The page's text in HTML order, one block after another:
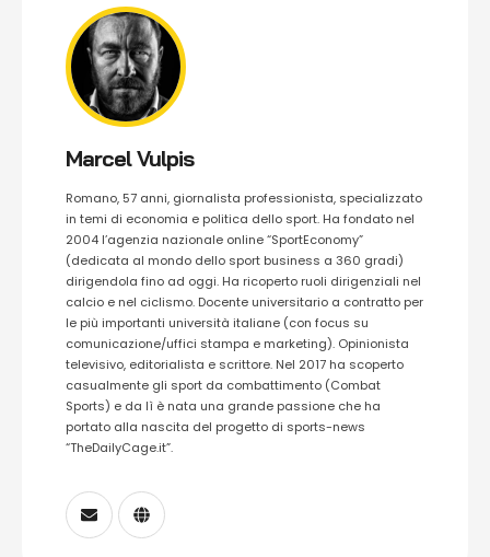
Marcel Vulpis
Romano, 57 anni, giornalista professionista, specializzato
in temi di economia e politica dello sport. Ha fondato nel
2004 l’agenzia nazionale online “SportEconomy”
(dedicata al mondo dello sport business a 360 gradi)
dirigendola fino ad oggi. Ha ricoperto ruoli dirigenziali nel
calcio e nel ciclismo. Docente universitario a contratto per
le più importanti università italiane (con focus su
comunicazione/uffici stampa e marketing). Opinionista
televisivo, editorialista e scrittore. Nel 2017 ha scoperto
casualmente gli sport da combattimento (Combat
Sports) e da lì è nata una grande passione che ha
portato alla nascita del progetto di sports-news
“TheDailyCage.it”.